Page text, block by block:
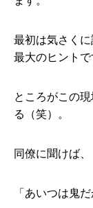
最初は気さくに
最大のヒントで
ところがこの
る（笑）。
同僚に聞けば、
「あいつは鬼